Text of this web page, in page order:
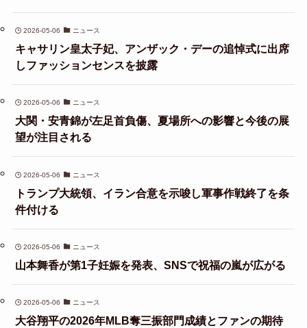
2026-05-06 ニュース
キャサリン皇太子妃、アンザック・デーの追悼式に出席
しファッションセンスを披露
2026-05-06 ニュース
大関・安青錦が左足首負傷、夏場所への影響と今後の展
望が注目される
2026-05-06 ニュース
トランプ大統領、イラン合意を示唆し軍事作戦終了を条
件付ける
2026-05-06 ニュース
山本舞香が第1子妊娠を発表、SNSで祝福の嵐が広がる
2026-05-06 ニュース
大谷翔平の2026年MLB奪三振部門成績とファンの期待